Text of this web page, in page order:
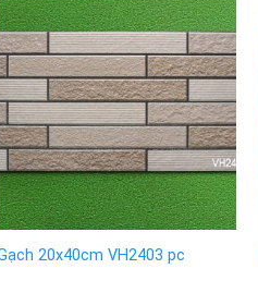
20x40cm VH2403 pc